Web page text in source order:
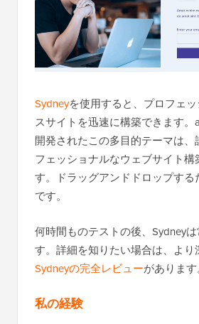
Sydneyを使用すると、プロフェ
スサイトを迅速に構築できます。
開発されたこの多目的テーマは、
フェッショナルなウェブサイト構
す。ドラッグアンドドロップする
です。
何時間ものテストの後、Sydney
す。詳細を知りたい場合は、より
Sydneyの完全レビューがあります
私の経験